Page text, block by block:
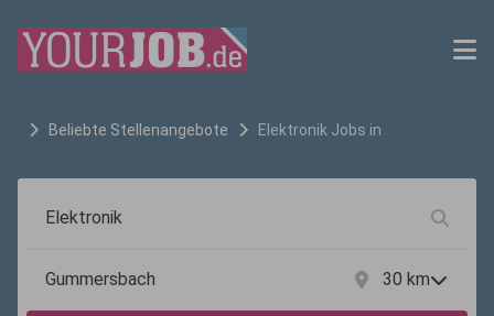
Beliebte Stellenangebote Elektronik Jobs in
30 km